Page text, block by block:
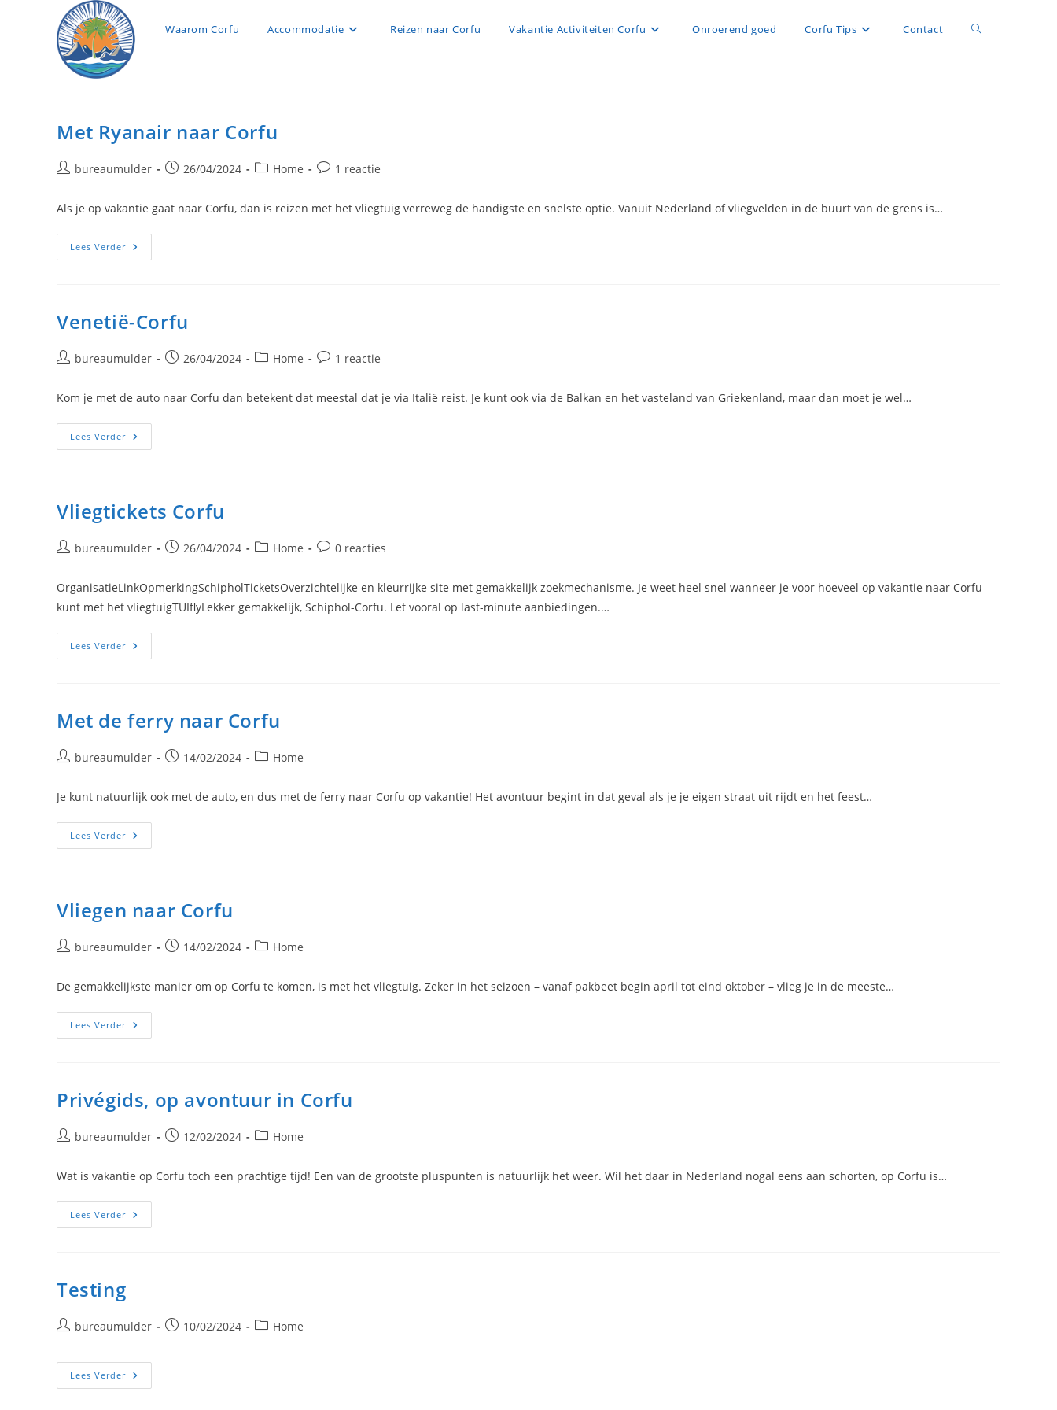
Waarom Corfu Accommodatie Reizen naar Corfu Vakantie Activiteiten Corfu Onroerend goed Corfu Tips Contact Toggle
Met Ryanair naar Corfu
Berichtbureaumulder
Bericht
op:
26/04/2024 Berichtcategorie:
Home
Bericht1 reactie
Als je op vakantie gaat naar Corfu, dan is reizen met het vliegtuig verreweg de handigste en snelste optie. Vanuit Nederland of vliegvelden in de buurt van de grens is…
Lees VerderMet
Ryanair
Venetië-Corfu
Berichtbureaumulder
Bericht26/04/2024 Berichtcategorie:
Home
Bericht1 reactie
Kom je met de auto naar Corfu dan betekent dat meestal dat je via Italië reist. Je kunt ook via de Balkan en het vasteland van Griekenland, maar dan moet je wel…
Lees VerderVenetië-
Corfu
Vliegtickets Corfu
Berichtbureaumulder
Bericht
op:
26/04/2024 Berichtcategorie:
Home
Bericht0 reacties
OrganisatieLinkOpmerkingSchipholTicketsOverzichtelijke en kleurrijke site met gemakkelijk zoekmechanisme. Je weet heel snel wanneer je voor hoeveel op vakantie naar Corfu
kunt met het vliegtuigTUIflyLekker gemakkelijk, Schiphol-Corfu. Let vooral op last-minute aanbiedingen.…
Lees VerderVliegtickets
Corfu
Met de ferry naar Corfu
Berichtbureaumulder
Bericht
op:
14/02/2024 Berichtcategorie:
Home
Je kunt natuurlijk ook met de auto, en dus met de ferry naar Corfu op vakantie! Het avontuur begint in dat geval als je je eigen straat uit rijdt en het feest…
Lees VerderMet
De
Vliegen naar Corfu
Berichtbureaumulder
Bericht
op:
14/02/2024 Berichtcategorie:
Home
De gemakkelijkste manier om op Corfu te komen, is met het vliegtuig. Zeker in het seizoen – vanaf pakbeet begin april tot eind oktober – vlieg je in de meeste…
Lees VerderVliegen
Naar
Privégids, op avontuur in Corfu
Berichtbureaumulder
Bericht
op:
12/02/2024 Berichtcategorie:
Home
Wat is vakantie op Corfu toch een prachtige tijd! Een van de grootste pluspunten is natuurlijk het weer. Wil het daar in Nederland nogal eens aan schorten, op Corfu is…
Lees VerderPrivégids,
Op
Testing
Berichtbureaumulder
Bericht10/02/2024 Berichtcategorie:
Home
Lees VerderTesting